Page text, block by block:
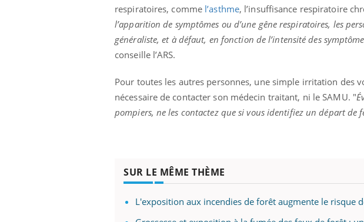
respiratoires, comme l’asthme, l’insuffisance respiratoire
l’apparition de symptômes ou d’une gêne respiratoires, les
généraliste, et à défaut, en fonction de l’intensité des
conseille l’ARS.
Pour toutes les autres personnes, une simple irritation des
nécessaire de contacter son médecin traitant, ni le SAMU. "
pompiers, ne les contactez que si vous identifiez un départ de
SUR LE MÊME THÈME
L'exposition aux incendies de forêt augmente le risque